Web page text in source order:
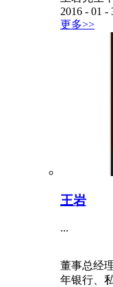
2016 - 01 -
更多>>
王岩
...
董事总经
年银行、